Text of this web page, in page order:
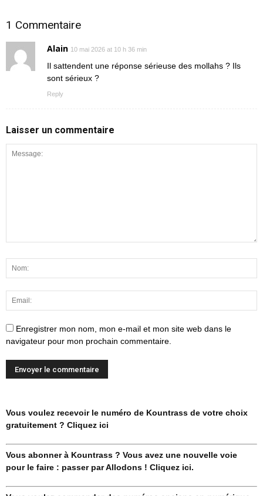
1 Commentaire
Alain 10 mai 2026 at 10 h 36 min
Il sattendent une réponse sérieuse des mollahs ? Ils
sont sérieux ?
Reply
Laisser un commentaire
Enregistrer mon nom, mon e-mail et mon site web dans le
navigateur pour mon prochain commentaire.
Vous voulez recevoir le numéro de Kountrass de votre choix
gratuitement ? Cliquez ici
Vous abonner à Kountrass ? Vous avez une nouvelle voie
pour le faire : passer par Allodons ! Cliquez ici.